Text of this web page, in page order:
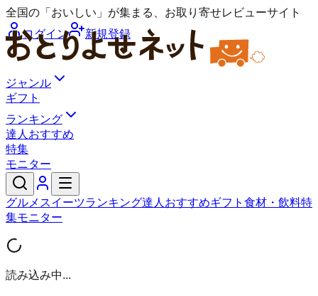
全国の「おいしい」が集まる、お取り寄せレビューサイト
ログイン
新規登録
ジャンル
ギフト
ランキング
達人おすすめ
特集
モニター
グルメ スイーツランキング達人おすすめギフト 食材・飲料特
集モニター
読み込み中...